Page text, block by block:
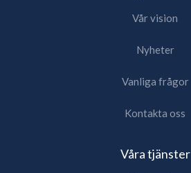
Vår vision
Nyheter
Vanliga frågor
Kontakta oss
Våra tjänster